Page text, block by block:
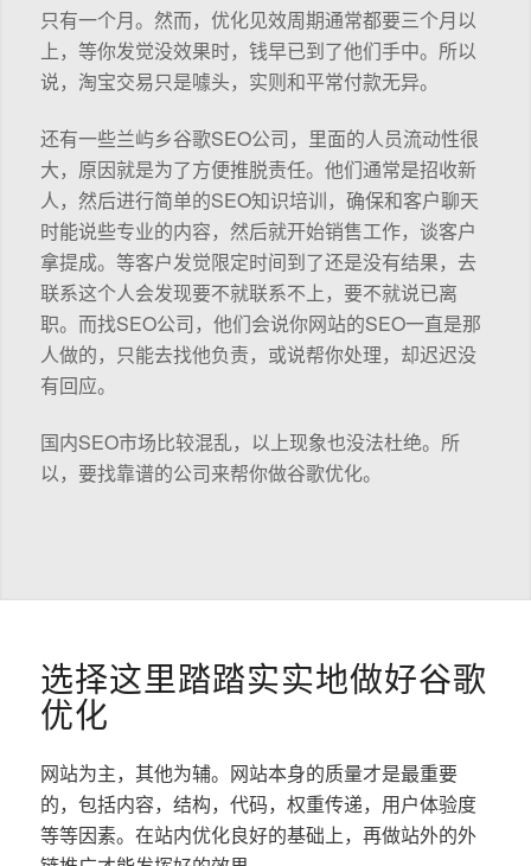
只有一个月。然而，优化见效周期通常都要三个月以
上，等你发觉没效果时，钱早已到了他们手中。所以
说，淘宝交易只是噱头，实则和平常付款无异。
还有一些兰屿乡谷歌SEO公司，里面的人员流动性很
大，原因就是为了方便推脱责任。他们通常是招收新
人，然后进行简单的SEO知识培训，确保和客户聊天
时能说些专业的内容，然后就开始销售工作，谈客户
拿提成。等客户发觉限定时间到了还是没有结果，去
联系这个人会发现要不就联系不上，要不就说已离
职。而找SEO公司，他们会说你网站的SEO一直是那
人做的，只能去找他负责，或说帮你处理，却迟迟没
有回应。
国内SEO市场比较混乱，以上现象也没法杜绝。所
以，要找靠谱的公司来帮你做谷歌优化。
选择这里踏踏实实地做好谷歌
优化
网站为主，其他为辅。网站本身的质量才是最重要
的，包括内容，结构，代码，权重传递，用户体验度
等等因素。在站内优化良好的基础上，再做站外的外